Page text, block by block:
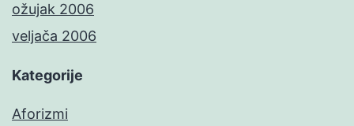
ožujak 2006
veljača 2006
Kategorije
Aforizmi